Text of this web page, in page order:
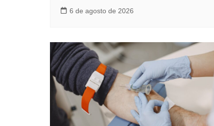
6 de agosto de 2026